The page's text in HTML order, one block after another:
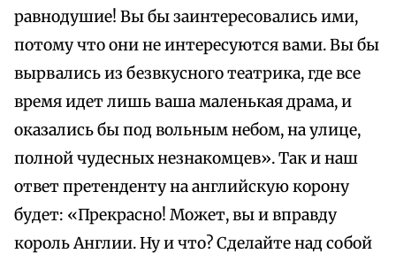
равнодушие! Вы бы заинтересовались ими,
потому что они не интересуются вами. Вы бы
вырвались из безвкусного театрика, где все
время идет лишь ваша маленькая драма, и
оказались бы под вольным небом, на улице,
полной чудесных незнакомцев». Так и наш
ответ претенденту на английскую корону
будет: «Прекрасно! Может, вы и вправду
король Англии. Ну и что? Сделайте над собой